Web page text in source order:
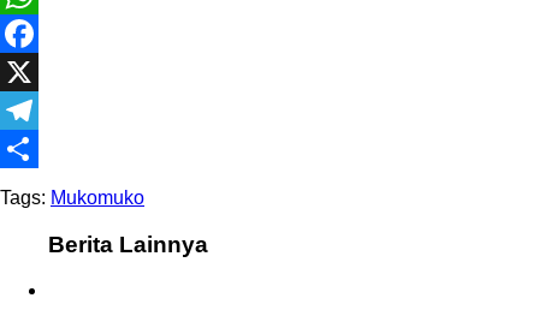
WhatsApp
Facebook
X
Telegram
Share
Tags: Mukomuko
Berita Lainnya